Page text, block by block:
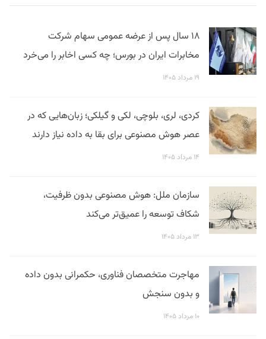
۱۸ سال پس از عرضه عمومی سهام شرکت
مخابرات ایران در بورس؛ چه کسی اخابر را می‌خرد
۱۹ مرداد ۱۴۰۵
کردی، لری، بلوچی، لکی و گیلکی؛ زبان‌هایی که در
عصر هوش مصنوعی برای بقا به داده نیاز دارند
۱۴ مرداد ۱۴۰۵
سازمان ملل: هوش مصنوعی بدون ظرفیت،
شکاف توسعه را عمیق‌تر می‌کند
۱۳ مرداد ۱۴۰۵
مهاجرت متخصصان فناوری، حکمرانی بدون داده
و بدون سنجش
۱۰ مرداد ۱۴۰۵